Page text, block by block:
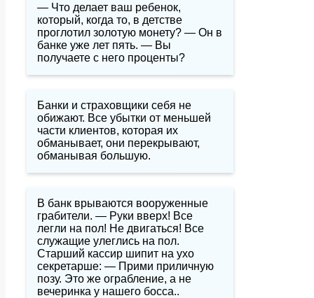
— Что делает ваш ребенок,
который, когда то, в детстве
проглотил золотую монету? — Он в
банке уже лет пять. — Вы
получаете с него проценты?
Банки и страховщики себя не
обижают. Все убытки от меньшей
части клиентов, которая их
обманывает, они перекрывают,
обманывая большую.
В банк врываются вооруженные
грабители. — Руки вверх! Все
легли на пол! Не двигаться! Все
служащие улеглись на пол.
Старший кассир шипит на ухо
секретарше: — Прими приличную
позу. Это же ограбление, а не
вечеринка у нашего босса..